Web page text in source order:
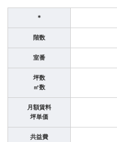
＊
階数
室番
坪数
㎡数
月額賃料
坪単価
共益費